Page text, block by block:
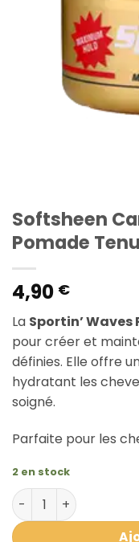
Softsheen
Pomade
4,90 €
La Sportin’ Waves
pour créer et
définies. Elle offre
hydratant les
soigné.
Parfaite pour les
2 en stock
quantité de